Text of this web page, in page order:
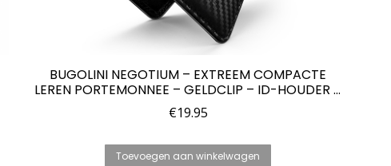
BUGOLINI NEGOTIUM – EXTREEM COMPACTE
LEREN PORTEMONNEE – GELDCLIP – ID-HOUDER –
KAARTHOUDER – CARBON
€19.95
Toevoegen aan winkelwagen